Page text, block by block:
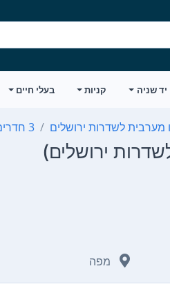
יד שניה קניות בעלי חיים
מערבית לשדרות ירושלים 3 חדרים
מפה